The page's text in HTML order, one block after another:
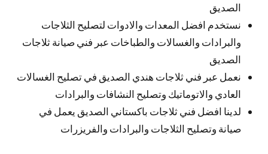
الصديق
نستخدم افضل المعدات والادوات لتصليح الثلاجات
والبرادات والغسالات والطباخات عبر فني صيانة ثلاجات
الصديق
نعمل عبر فني ثلاجات هندي الصديق في تصليح الغسالات
العادي والاتوماتيك وتصليح النشافات والبرادات
لدينا افضل فني ثلاجات باكستاني الصديق يعمل في
صيانة وتصليح الثلاجات والبرادات والفريزرات